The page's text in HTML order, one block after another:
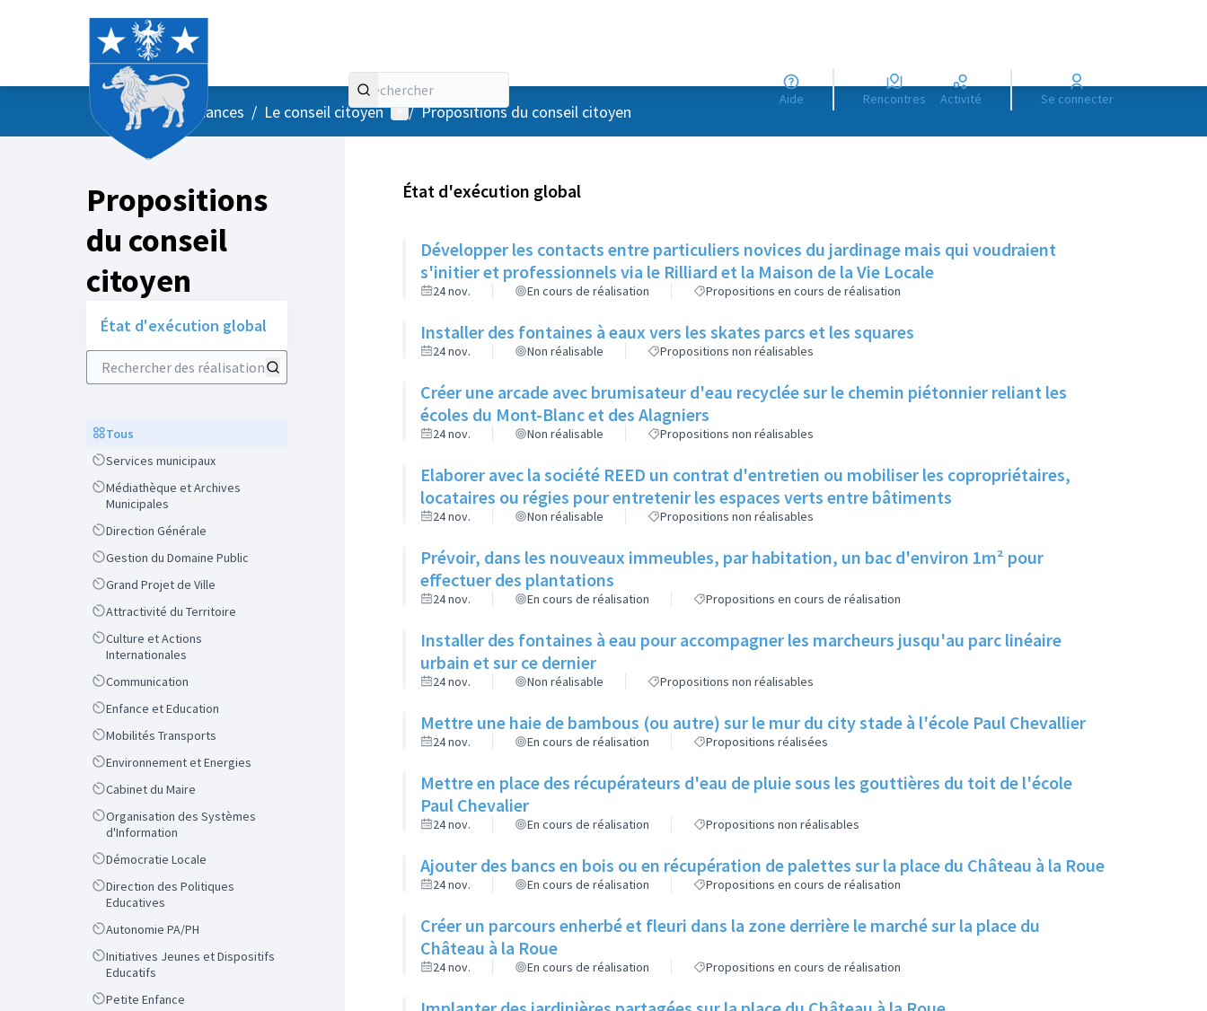
Aide Rencontres Activité Se connecter
AccueilMenu principal
/ Vos instances / Le conseil citoyen Menu utilisateur
/ Propositions du conseil citoyen
Propositions
du conseil
citoyen
État d'exécution global
Rechercher des réalisations
ScopeTous
ScopeServices municipaux
Scope
Médiathèque et Archives
Municipales
ScopeDirection Générale
ScopeGestion du Domaine Public
ScopeGrand Projet de Ville
ScopeAttractivité du Territoire
Scope
Culture et Actions
Internationales
ScopeCommunication
ScopeEnfance et Education
ScopeMobilités Transports
ScopeEnvironnement et Energies
ScopeCabinet du Maire
Scope
Organisation des Systèmes
d'Information
ScopeDémocratie Locale
Scope
Direction des Politiques
Educatives
ScopeAutonomie PA/PH
Scope
Initiatives Jeunes et Dispositifs
Educatifs
ScopePetite Enfance
État d'exécution global
Développer les contacts entre particuliers novices du jardinage mais qui voudraient
s'initier et professionnels via le Rilliard et la Maison de la Vie Locale
24 nov. En cours de réalisation Propositions en cours de réalisation
Installer des fontaines à eaux vers les skates parcs et les squares
24 nov. Non réalisable Propositions non réalisables
Créer une arcade avec brumisateur d'eau recyclée sur le chemin piétonnier reliant les
écoles du Mont-Blanc et des Alagniers
24 nov. Non réalisable Propositions non réalisables
Elaborer avec la société REED un contrat d'entretien ou mobiliser les copropriétaires,
locataires ou régies pour entretenir les espaces verts entre bâtiments
24 nov. Non réalisable Propositions non réalisables
Prévoir, dans les nouveaux immeubles, par habitation, un bac d'environ 1m² pour
effectuer des plantations
24 nov. En cours de réalisation Propositions en cours de réalisation
Installer des fontaines à eau pour accompagner les marcheurs jusqu'au parc linéaire
urbain et sur ce dernier
24 nov. Non réalisable Propositions non réalisables
Mettre une haie de bambous (ou autre) sur le mur du city stade à l'école Paul Chevallier
24 nov. En cours de réalisation Propositions réalisées
Mettre en place des récupérateurs d'eau de pluie sous les gouttières du toit de l'école
Paul Chevalier
24 nov. En cours de réalisation Propositions non réalisables
Ajouter des bancs en bois ou en récupération de palettes sur la place du Château à la Roue
24 nov. En cours de réalisation Propositions en cours de réalisation
Créer un parcours enherbé et fleuri dans la zone derrière le marché sur la place du
Château à la Roue
24 nov. En cours de réalisation Propositions en cours de réalisation